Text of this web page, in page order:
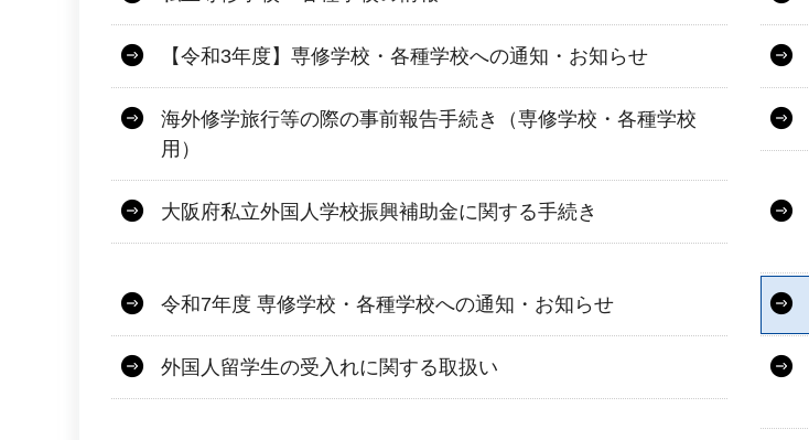
【令和3年度】専修学校・各種学校への通知・お知らせ
海外修学旅行等の際の事前報告手続き（専修学校・各種学校
用）
大阪府私立外国人学校振興補助金に関する手続き
令和7年度 専修学校・各種学校への通知・お知らせ
外国人留学生の受入れに関する取扱い